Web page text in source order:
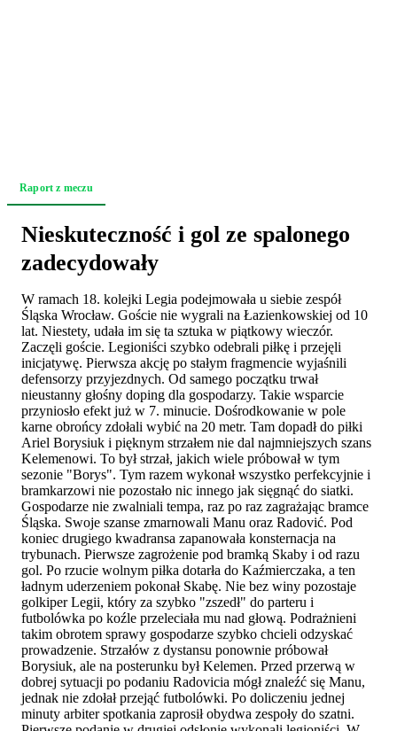
Raport z meczu
Nieskuteczność i gol ze spalonego
zadecydowały
W ramach 18. kolejki Legia podejmowała u siebie zespół
Śląska Wrocław. Goście nie wygrali na Łazienkowskiej od 10
lat. Niestety, udała im się ta sztuka w piątkowy wieczór.
Zaczęli goście. Legioniści szybko odebrali piłkę i przejęli
inicjatywę. Pierwsza akcję po stałym fragmencie wyjaśnili
defensorzy przyjezdnych. Od samego początku trwał
nieustanny głośny doping dla gospodarzy. Takie wsparcie
przyniosło efekt już w 7. minucie. Dośrodkowanie w pole
karne obrońcy zdołali wybić na 20 metr. Tam dopadł do piłki
Ariel Borysiuk i pięknym strzałem nie dal najmniejszych szans
Kelemenowi. To był strzał, jakich wiele próbował w tym
sezonie "Borys". Tym razem wykonał wszystko perfekcyjnie i
bramkarzowi nie pozostało nic innego jak sięgnąć do siatki.
Gospodarze nie zwalniali tempa, raz po raz zagrażając bramce
Śląska. Swoje szanse zmarnowali Manu oraz Radović. Pod
koniec drugiego kwadransa zapanowała konsternacja na
trybunach. Pierwsze zagrożenie pod bramką Skaby i od razu
gol. Po rzucie wolnym piłka dotarła do Kaźmierczaka, a ten
ładnym uderzeniem pokonał Skabę. Nie bez winy pozostaje
golkiper Legii, który za szybko "zszedł" do parteru i
futbolówka po koźle przeleciała mu nad głową. Podrażnieni
takim obrotem sprawy gospodarze szybko chcieli odzyskać
prowadzenie. Strzałów z dystansu ponownie próbował
Borysiuk, ale na posterunku był Kelemen. Przed przerwą w
dobrej sytuacji po podaniu Radovicia mógł znaleźć się Manu,
jednak nie zdołał przejąć futbolówki. Po doliczeniu jednej
minuty arbiter spotkania zaprosił obydwa zespoły do szatni.